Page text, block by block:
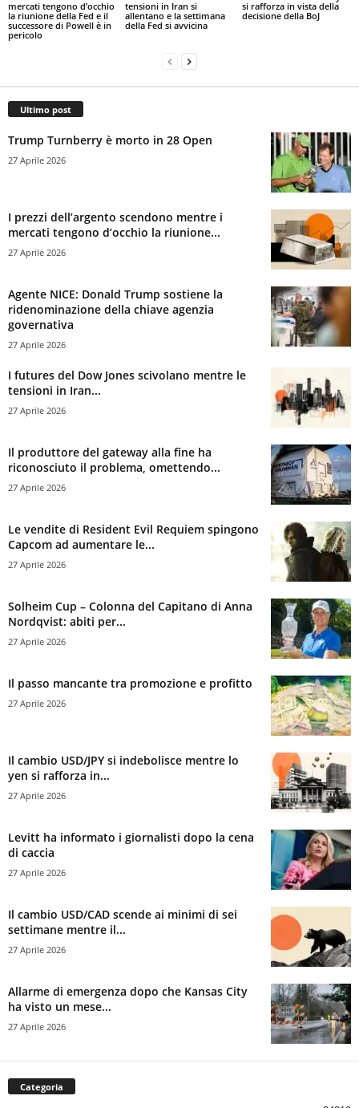
mercati tengono d’occhio
la riunione della Fed e il
successore di Powell è in
pericolo
tensioni in Iran si
allentano e la settimana
della Fed si avvicina
si rafforza in vista della
decisione della BoJ
Ultimo post
Trump Turnberry è morto in 28 Open
27 Aprile 2026
I prezzi dell’argento scendono mentre i
mercati tengono d’occhio la riunione...
27 Aprile 2026
Agente NICE: Donald Trump sostiene la
ridenominazione della chiave agenzia
governativa
27 Aprile 2026
I futures del Dow Jones scivolano mentre le
tensioni in Iran...
27 Aprile 2026
Il produttore del gateway alla fine ha
riconosciuto il problema, omettendo...
27 Aprile 2026
Le vendite di Resident Evil Requiem spingono
Capcom ad aumentare le...
27 Aprile 2026
Solheim Cup – Colonna del Capitano di Anna
Nordqvist: abiti per...
27 Aprile 2026
Il passo mancante tra promozione e profitto
27 Aprile 2026
Il cambio USD/JPY si indebolisce mentre lo
yen si rafforza in...
27 Aprile 2026
Levitt ha informato i giornalisti dopo la cena
di caccia
27 Aprile 2026
Il cambio USD/CAD scende ai minimi di sei
settimane mentre il...
27 Aprile 2026
Allarme di emergenza dopo che Kansas City
ha visto un mese...
27 Aprile 2026
Categoria